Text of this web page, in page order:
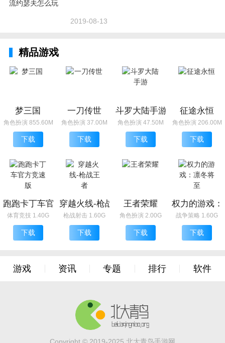
2019-08-13
精品游戏
梦三国
角色扮演 855.60M
下载
一刀传世
角色扮演 37.00M
下载
斗罗大陆手游
角色扮演 47.50M
下载
征途永恒
角色扮演 206.00M
下载
跑跑卡丁车官方竞速版
体育竞技 1.40G
下载
穿越火线-枪战王者
枪战射击 1.60G
下载
王者荣耀
角色扮演 2.00G
下载
权力的游戏
战争策略 1.60G
下载
游戏 资讯 专题 排行 软件
Copyright © 2019-2025.北大青鸟手游网